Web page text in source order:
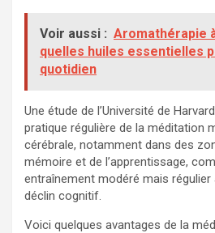
Voir aussi : Aromathérapie
quelles huiles essentielles
quotidien
Une étude de l’Université de
pratique régulière de la méditation
cérébrale, notamment dans des
mémoire et de l’apprentissage,
entraînement modéré mais
déclin cognitif.
Voici quelques avantages de la